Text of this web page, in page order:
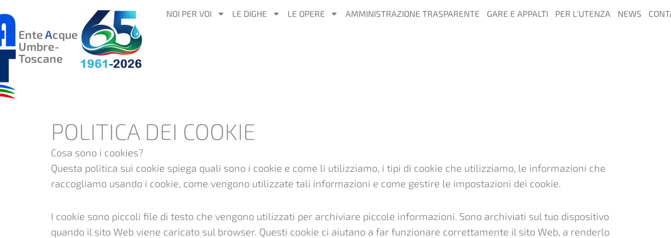
AL
CONTENUTO
EnteAcque
Umbre-
Toscane
NOI PER VOI LE DIGHE LE OPERE AMMINISTRAZIONE TRASPARENTE GARE E APPALTI PER L’UTENZA NEWS
POLITICA DEI COOKIE
Cosa sono i cookies?
Questa politica sui cookie spiega quali sono i cookie e come li utilizziamo, i tipi di cookie che utilizziamo, le informazioni che
raccogliamo usando i cookie, come vengono utilizzate tali informazioni e come gestire le impostazioni dei cookie.
I cookie sono piccoli file di testo che vengono utilizzati per archiviare piccole informazioni. Sono archiviati sul tuo dispositivo
quando il sito Web viene caricato sul browser. Questi cookie ci aiutano a far funzionare correttamente il sito Web, a renderlo